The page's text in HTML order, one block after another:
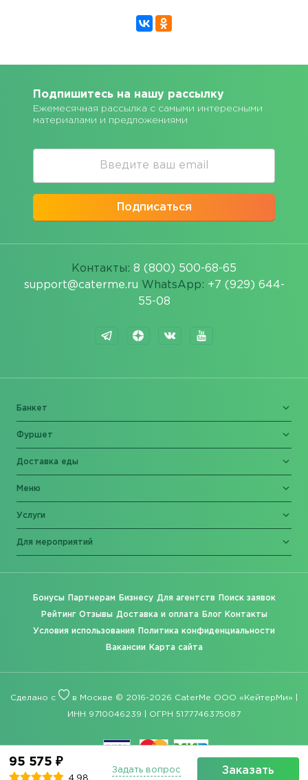
95 575 ₽
4.98
Заказать
Задать вопрос
Подпишитесь на нашу рассылку
Ежемесячная рассылка с самыми интересными
материалами и предложениями
Подписаться
Контакты: 8 (800) 500-68-65
support@caterme.ru WhatsApp: +7 (929) 644-
55-08
Банкет
Фуршет
Доставка еды
Меню
Услуги
Для мероприятий
Бонусы Партнерам Бизнесу Для агентств Поиск заявок
Рейтинг Отзывы Доставка и оплата Блог Контакты
Условия использования Политика конфиденциальности
Вакансии Карта сайта
Сделано с в Москве © 2016-2026 CaterMe ООО «КейтерМи» |
ИНН 9710046239 | ОГРН 5177746375087